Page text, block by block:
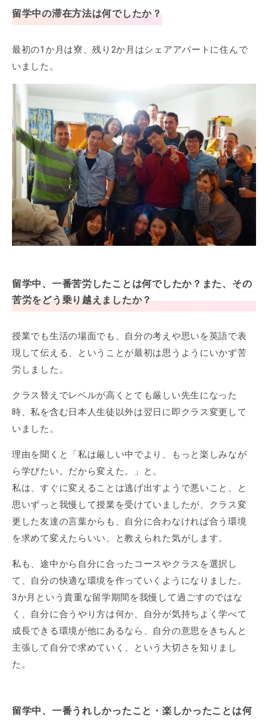
留学中の滞在方法は何でしたか？
最初の1か月は寮、残り2か月はシェアアパートに住んで
いました。
留学中、一番苦労したことは何でしたか？また、その
苦労をどう乗り越えましたか？
授業でも生活の場面でも、自分の考えや思いを英語で表
現して伝える、ということが最初は思うようにいかず苦
労しました。
クラス替えでレベルが高くとても厳しい先生になった
時、私を含む日本人生徒以外は翌日に即クラス変更して
いました。
理由を聞くと「私は厳しい中でより、もっと楽しみなが
ら学びたい。だから変えた。」と。
私は、すぐに変えることは逃げ出すようで悪いこと、と
思いずっと我慢して授業を受けていましたが、クラス変
更した友達の言葉からも、自分に合わなければ合う環境
を求めて変えたらいい、と教えられた気がします。
私も、途中から自分に合ったコースやクラスを選択し
て、自分の快適な環境を作っていくようになりました。
3か月という貴重な留学期間を我慢して過ごすのではな
く、自分に合うやり方は何か、自分が気持ちよく学べて
成長できる環境が他にあるなら、自分の意思をきちんと
主張して自分で求めていく、という大切さを知りまし
た。
留学中、一番うれしかったこと・楽しかったことは何